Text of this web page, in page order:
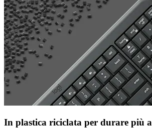
In plastica riciclata per durare più